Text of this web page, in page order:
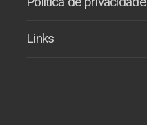
Links